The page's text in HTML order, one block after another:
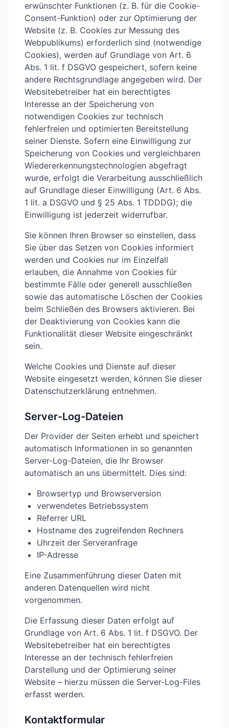
erwünschter Funktionen (z. B. für die Cookie-
Consent-Funktion) oder zur Optimierung der
Website (z. B. Cookies zur Messung des
Webpublikums) erforderlich sind (notwendige
Cookies), werden auf Grundlage von Art. 6
Abs. 1 lit. f DSGVO gespeichert, sofern keine
andere Rechtsgrundlage angegeben wird. Der
Websitebetreiber hat ein berechtigtes
Interesse an der Speicherung von
notwendigen Cookies zur technisch
fehlerfreien und optimierten Bereitstellung
seiner Dienste. Sofern eine Einwilligung zur
Speicherung von Cookies und vergleichbaren
Wiedererkennungstechnologien abgefragt
wurde, erfolgt die Verarbeitung ausschließlich
auf Grundlage dieser Einwilligung (Art. 6 Abs.
1 lit. a DSGVO und § 25 Abs. 1 TDDDG); die
Einwilligung ist jederzeit widerrufbar.
Sie können Ihren Browser so einstellen, dass
Sie über das Setzen von Cookies informiert
werden und Cookies nur im Einzelfall
erlauben, die Annahme von Cookies für
bestimmte Fälle oder generell ausschließen
sowie das automatische Löschen der Cookies
beim Schließen des Browsers aktivieren. Bei
der Deaktivierung von Cookies kann die
Funktionalität dieser Website eingeschränkt
sein.
Welche Cookies und Dienste auf dieser
Website eingesetzt werden, können Sie dieser
Datenschutzerklärung entnehmen.
Server-Log-Dateien
Der Provider der Seiten erhebt und speichert
automatisch Informationen in so genannten
Server-Log-Dateien, die Ihr Browser
automatisch an uns übermittelt. Dies sind:
Browsertyp und Browserversion
verwendetes Betriebssystem
Referrer URL
Hostname des zugreifenden Rechners
Uhrzeit der Serveranfrage
IP-Adresse
Eine Zusammenführung dieser Daten mit
anderen Datenquellen wird nicht
vorgenommen.
Die Erfassung dieser Daten erfolgt auf
Grundlage von Art. 6 Abs. 1 lit. f DSGVO. Der
Websitebetreiber hat ein berechtigtes
Interesse an der technisch fehlerfreien
Darstellung und der Optimierung seiner
Website – hierzu müssen die Server-Log-Files
erfasst werden.
Kontaktformular